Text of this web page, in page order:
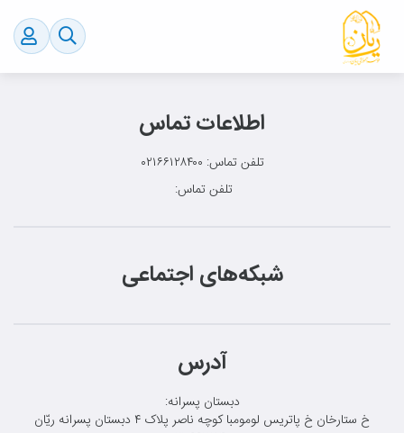
اطلاعات تماس
تلفن تماس: ۰۲۱۶۶۱۲۸۴۰۰
تلفن تماس:
شبکه‌های اجتماعی
آدرس
دبستان پسرانه:
خ ستارخان خ پاتریس لومومبا کوچه ناصر پلاک ۴ دبستان پسرانه ريّان